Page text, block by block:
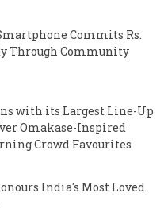
Commits Rs.
Through Community
with its Largest Line-Up
Omakase-Inspired
Crowd Favourites
India's Most Loved